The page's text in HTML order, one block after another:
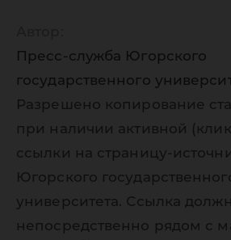
Пресс-служба Югорского
государственного
Разрешено копирование
при наличии активной
ссылки на страницу-
Югорского
университета. Ссылка
непосредственно рядом с